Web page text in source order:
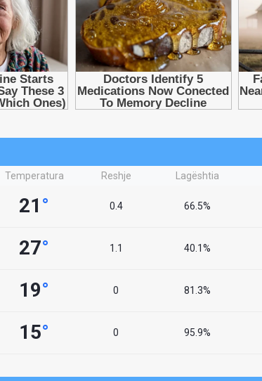
Temperatura Reshje Lagështia
21 ° 0.4 66.5%
27° 1.1 40.1%
19° 0 81.3%
15° 0 95.9%